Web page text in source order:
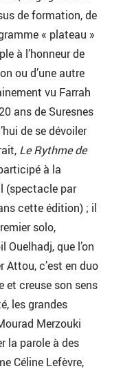
de formation, de
« plateau »
à l’honneur de
ou d’une autre
vu Farrah
ans de Suresnes
de se dévoiler
Le Rythme de
à la
(spectacle par
cette édition) ; il
solo,
Ouelhadj, que l’on
Attou, c’est en duo
et creuse son sens
les grandes
Merzouki
la parole à des
Céline Lefèvre,